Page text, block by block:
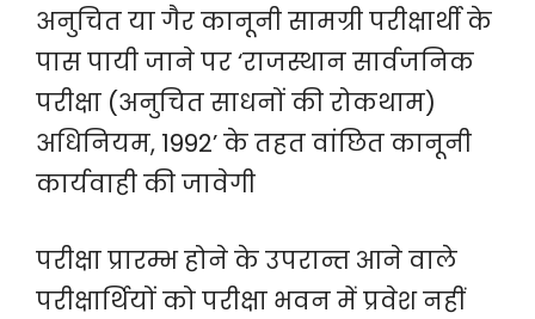
अनुचित या गैर कानूनी सामग्री परीक्षार्थी के
पास पायी जाने पर ‘राजस्थान सार्वजनिक
परीक्षा (अनुचित साधनों की रोकथाम)
अधिनियम, 1992’ के तहत वांछित कानूनी
कार्यवाही की जावेगी
परीक्षा प्रारम्भ होने के उपरान्त आने वाले
परीक्षार्थियों को परीक्षा भवन में प्रवेश नहीं